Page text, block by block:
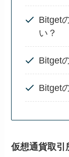
Bitget
い？
Bitget
Bitget
仮想通貨取引